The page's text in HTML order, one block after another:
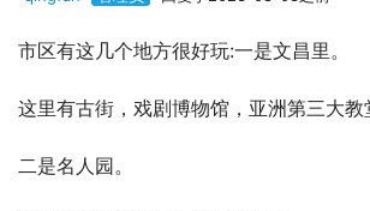
市区有这几个地方很好玩:一是文昌里。
这里有古街，戏剧博物馆，亚洲第三大教
二是名人园。